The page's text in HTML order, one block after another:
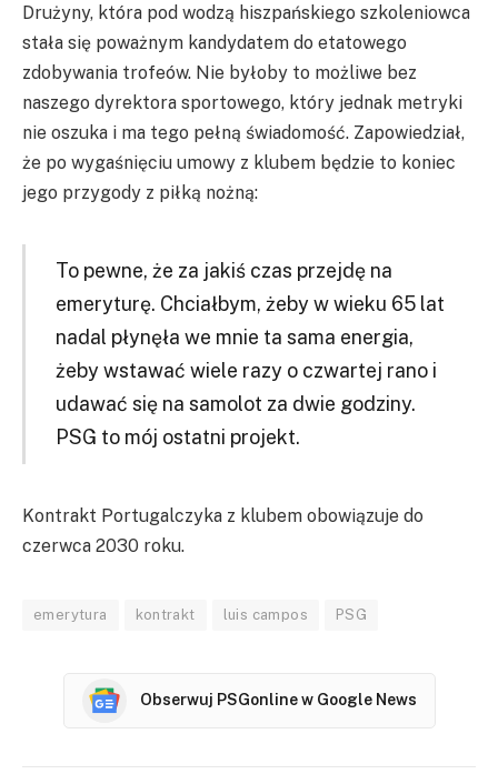
Drużyny, która pod wodzą hiszpańskiego szkoleniowca
stała się poważnym kandydatem do etatowego
zdobywania trofeów. Nie byłoby to możliwe bez
naszego dyrektora sportowego, który jednak metryki
nie oszuka i ma tego pełną świadomość. Zapowiedział,
że po wygaśnięciu umowy z klubem będzie to koniec
jego przygody z piłką nożną:
To pewne, że za jakiś czas przejdę na
emeryturę. Chciałbym, żeby w wieku 65 lat
nadal płynęła we mnie ta sama energia,
żeby wstawać wiele razy o czwartej rano i
udawać się na samolot za dwie godziny.
PSG to mój ostatni projekt.
Kontrakt Portugalczyka z klubem obowiązuje do
czerwca 2030 roku.
emerytura kontrakt luis campos PSG
Obserwuj PSGonline w Google News